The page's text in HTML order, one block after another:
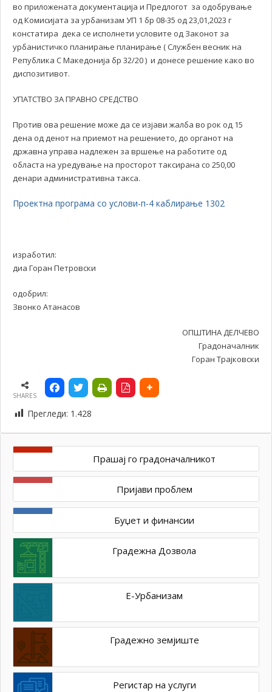
во приложената документација и Предлогот за одобрување
од Комисијата за урбанизам УП 1 бр 08-35 од 23,01,2023 г
констатира дека се исполнети условите од Законот за
урбанистичко планирање планирање ( Службен весник на
Република С Македонија бр 32/20 ) и донесе решение како во
диспозитивот.
УПАТСТВО ЗА ПРАВНО СРЕДСТВО
Против ова решение може да се изјави жалба во рок од 15
дена од денот на приемот на решението, до органот на
државна управа надлежен за вршење на работите од
областа на уредување на просторот таксирана со 250,00
денари административна такса.
Проектна програма со услови-п-4 каблирање 1302
изработил:
диа Горан Петровски
одобрил:
Звонко Атанасов
ОПШТИНА ДЕЛЧЕВО
Градоначалник
Горан Трајковски
SHARES
Прегледи: 1.428
Прашај го градоначалникот
Пријави проблем
Буџет и финансии
Градежна Дозвола
Е-Урбанизам
Градежно земјиште
Регистар на услуги